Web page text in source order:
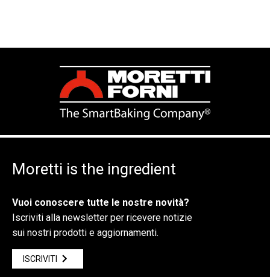
Moretti is the ingredient
Vuoi conoscere tutte le nostre novità?
Iscriviti alla newsletter per ricevere notizie
sui nostri prodotti e aggiornamenti.
ISCRIVITI